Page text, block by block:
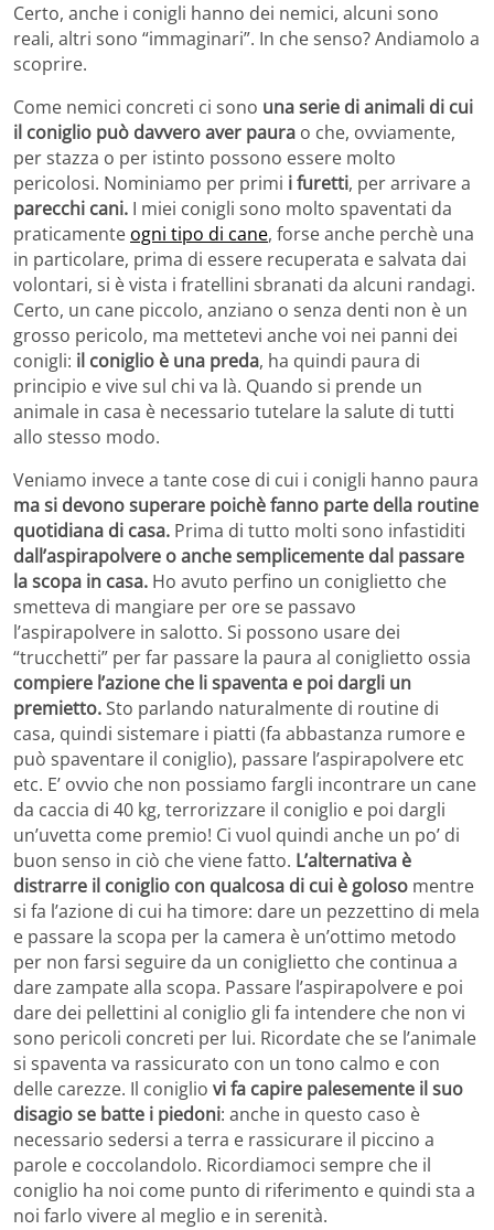
Certo, anche i conigli hanno dei nemici, alcuni sono
reali, altri sono “immaginari”. In che senso? Andiamolo a
scoprire.
Come nemici concreti ci sono una serie di animali di cui
il coniglio può davvero aver paura o che, ovviamente,
per stazza o per istinto possono essere molto
pericolosi. Nominiamo per primi i furetti, per arrivare a
parecchi cani. I miei conigli sono molto spaventati da
praticamente ogni tipo di cane, forse anche perchè una
in particolare, prima di essere recuperata e salvata dai
volontari, si è vista i fratellini sbranati da alcuni randagi.
Certo, un cane piccolo, anziano o senza denti non è un
grosso pericolo, ma mettetevi anche voi nei panni dei
conigli: il coniglio è una preda, ha quindi paura di
principio e vive sul chi va là. Quando si prende un
animale in casa è necessario tutelare la salute di tutti
allo stesso modo.
Veniamo invece a tante cose di cui i conigli hanno paura
ma si devono superare poichè fanno parte della routine
quotidiana di casa. Prima di tutto molti sono infastiditi
dall’aspirapolvere o anche semplicemente dal passare
la scopa in casa. Ho avuto perfino un coniglietto che
smetteva di mangiare per ore se passavo
l’aspirapolvere in salotto. Si possono usare dei
“trucchetti” per far passare la paura al coniglietto ossia
compiere l’azione che li spaventa e poi dargli un
premietto.Sto parlando naturalmente di routine di
casa, quindi sistemare i piatti (fa abbastanza rumore e
può spaventare il coniglio), passare l’aspirapolvere etc
etc. E’ ovvio che non possiamo fargli incontrare un cane
da caccia di 40 kg, terrorizzare il coniglio e poi dargli
un’uvetta come premio! Ci vuol quindi anche un po’ di
buon senso in ciò che viene fatto. L’alternativa è
distrarre il coniglio con qualcosa di cui è goloso mentre
si fa l’azione di cui ha timore: dare un pezzettino di mela
e passare la scopa per la camera è un’ottimo metodo
per non farsi seguire da un coniglietto che continua a
dare zampate alla scopa. Passare l’aspirapolvere e poi
dare dei pellettini al coniglio gli fa intendere che non vi
sono pericoli concreti per lui. Ricordate che se l’animale
si spaventa va rassicurato con un tono calmo e con
delle carezze. Il coniglio vi fa capire palesemente il suo
disagio se batte i piedoni: anche in questo caso è
necessario sedersi a terra e rassicurare il piccino a
parole e coccolandolo. Ricordiamoci sempre che il
coniglio ha noi come punto di riferimento e quindi sta a
noi farlo vivere al meglio e in serenità.